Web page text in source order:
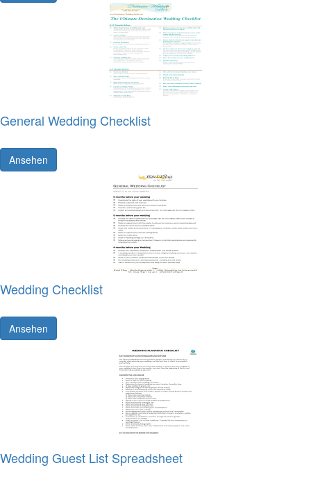
General Wedding Checklist
Ansehen
Wedding Checklist
Ansehen
Wedding Guest List Spreadsheet